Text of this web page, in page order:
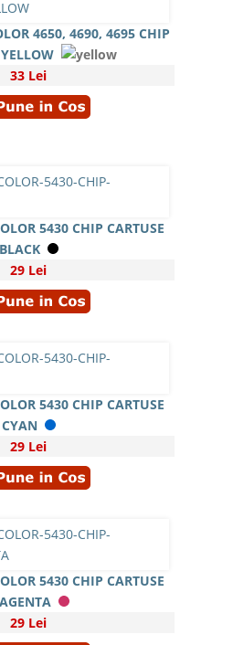
4650, 4690, 4695 CHIP
33 Lei
5430 CHIP CARTUSE
BLACK
29 Lei
5430 CHIP CARTUSE
CYAN
29 Lei
5430 CHIP CARTUSE
29 Lei